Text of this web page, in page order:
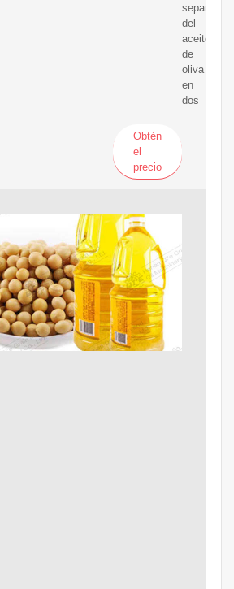
separación
del
aceite
de
oliva
en
dos
Obtén
el
precio